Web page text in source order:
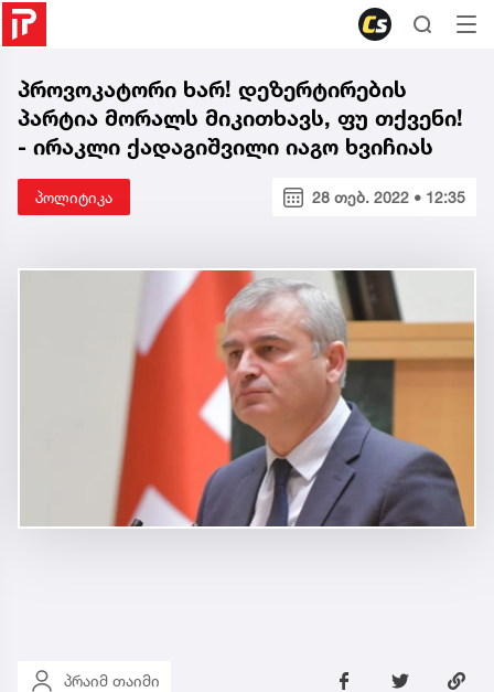
პროვოკატორი ხარ! დეზერტირების
პარტია მორალს მიკითხავს, ფუ თქვენი!
- ირაკლი ქადაგიშვილი იაგო ხვიჩიას
პოლიტიკა 28 თებ. 2022 • 12:35
პრაიმ თაიმი